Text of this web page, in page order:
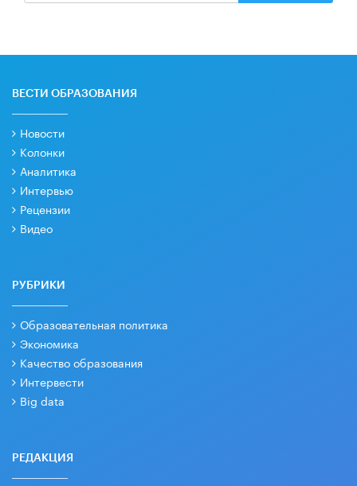
ВЕСТИ ОБРАЗОВАНИЯ
Новости
Колонки
Аналитика
Интервью
Рецензии
Видео
РУБРИКИ
Образовательная политика
Экономика
Качество образования
Интервести
Big data
РЕДАКЦИЯ